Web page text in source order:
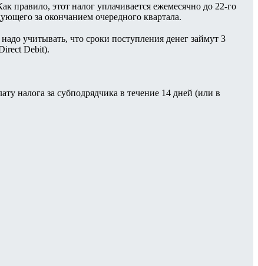
правило, этот налог уплачивается ежемесячно до 22-го
за окончанием очередного квартала.
учитывать, что сроки поступления денег займут 3
Debit).
налога за субподрядчика в течение 14 дней (или в